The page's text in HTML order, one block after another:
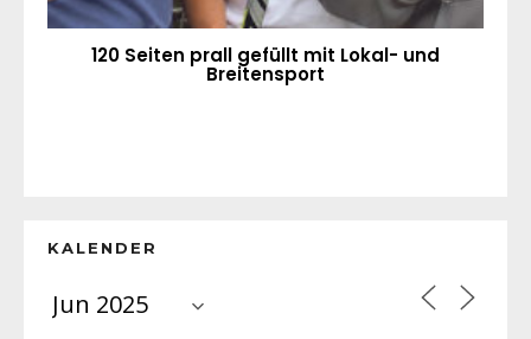
120 Seiten prall gefüllt mit Lokal- und
Breitensport
KALENDER